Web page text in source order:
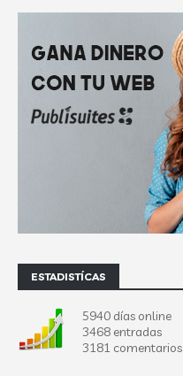
ESTADISTÍCAS
5940 días online
3468 entradas
3181 comentarios